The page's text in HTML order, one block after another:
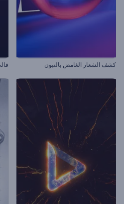
كشف الشعار الغامض بالنيون